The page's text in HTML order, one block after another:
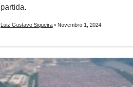
partida.
Luiz Gustavo Siqueira • Novembro 1, 2024